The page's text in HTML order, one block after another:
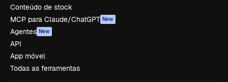
Conteúdo de stock
MCP para Claude/ChatGPT New
Agentes New
API
App móvel
Todas as ferramentas